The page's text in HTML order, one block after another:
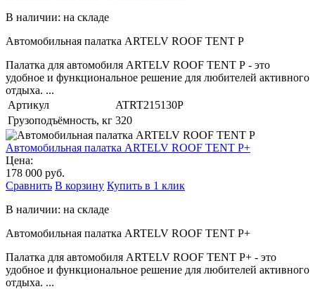
В наличии: на складе
Автомобильная палатка ARTELV ROOF TENT P
Палатка для автомобиля ARTELV ROOF TENT P - это
удобное и функциональное решение для любителей активного
отдыха. ...
Артикул
ATRT215130P
Грузоподъёмность, кг 320
Автомобильная палатка ARTELV ROOF TENT P+
Цена:
178 000 руб.
Сравнить В корзину Купить в 1 клик
В наличии: на складе
Автомобильная палатка ARTELV ROOF TENT P+
Палатка для автомобиля ARTELV ROOF TENT P+ - это
удобное и функциональное решение для любителей активного
отдыха. ...